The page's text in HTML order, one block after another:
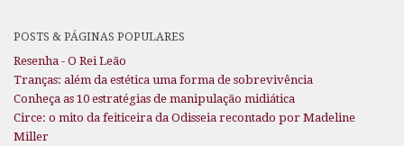
POSTS & PÁGINAS POPULARES
Resenha - O Rei Leão
Tranças: além da estética uma forma de sobrevivência
Conheça as 10 estratégias de manipulação midiática
Circe: o mito da feiticeira da Odisseia recontado por Madeline
Miller